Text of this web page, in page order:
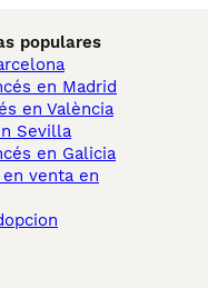
populares
en Madrid
en València
Sevilla
en Galicia
en venta en